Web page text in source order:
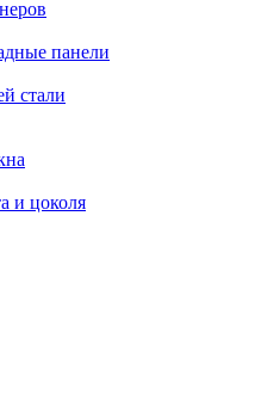
панели
стали
и цоколя